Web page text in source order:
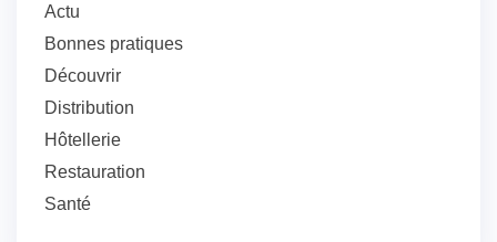
Actu
Bonnes pratiques
Découvrir
Distribution
Hôtellerie
Restauration
Santé